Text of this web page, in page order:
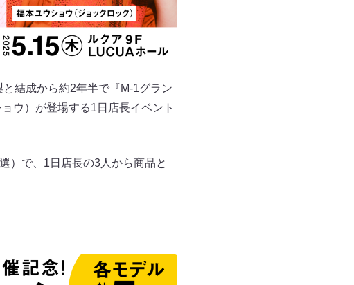
結成から約2年半で『M-1グラン
ウ）が登場する1日店長イベント
）で、1日店長の3人から商品と